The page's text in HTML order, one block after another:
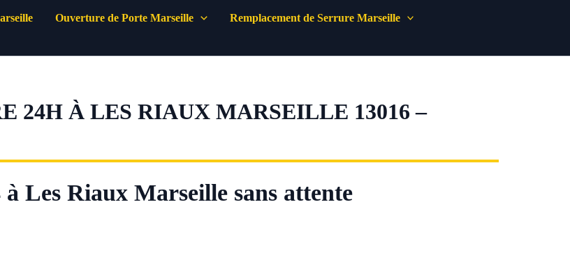
Ouverture de Porte Marseille
Remplacement de Serrure Marseille
24H À LES RIAUX MARSEILLE 13016 –
Les Riaux Marseille sans attente